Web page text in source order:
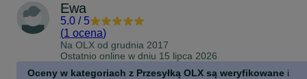
Ewa
5.0 / 5
(1 ocena)
Na OLX od grudnia 2017
Ostatnio online w dniu 15 lipca 2026
Oceny w kategoriach z Przesyłką OLX są weryfikowane i